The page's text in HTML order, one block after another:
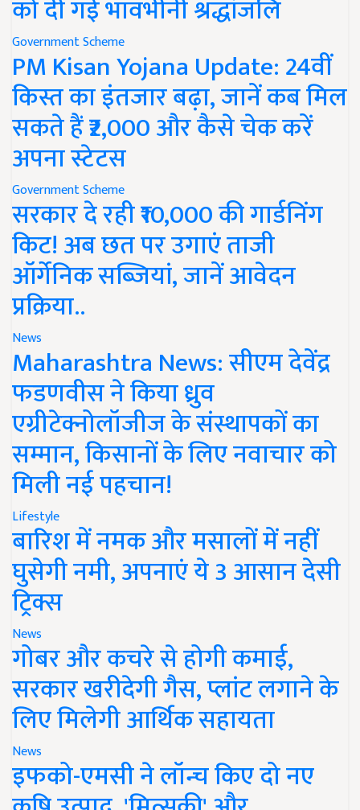
को दी गई भावभीनी श्रद्धांजलि
Government Scheme
PM Kisan Yojana Update: 24वीं
किस्त का इंतजार बढ़ा, जानें कब मिल
सकते हैं ₹2,000 और कैसे चेक करें
अपना स्टेटस
Government Scheme
सरकार दे रही ₹10,000 की गार्डनिंग
किट! अब छत पर उगाएं ताजी
ऑर्गेनिक सब्जियां, जानें आवेदन
प्रक्रिया..
News
Maharashtra News: सीएम देवेंद्र
फडणवीस ने किया ध्रुव
एग्रीटेक्नोलॉजीज के संस्थापकों का
सम्मान, किसानों के लिए नवाचार को
मिली नई पहचान!
Lifestyle
बारिश में नमक और मसालों में नहीं
घुसेगी नमी, अपनाएं ये 3 आसान देसी
ट्रिक्स
News
गोबर और कचरे से होगी कमाई,
सरकार खरीदेगी गैस, प्लांट लगाने के
लिए मिलेगी आर्थिक सहायता
News
इफको-एमसी ने लॉन्च किए दो नए